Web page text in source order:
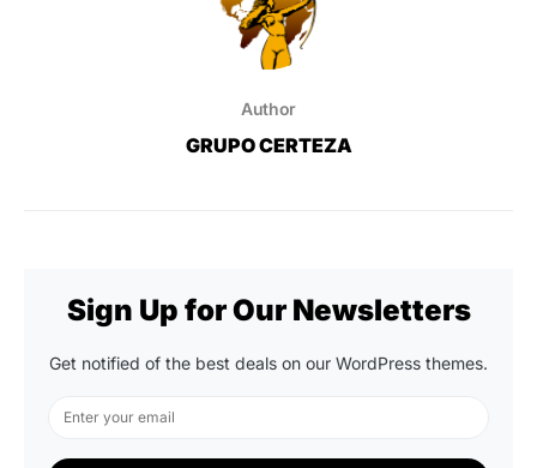
Author
GRUPO CERTEZA
Sign Up for Our Newsletters
Get notified of the best deals on our WordPress themes.